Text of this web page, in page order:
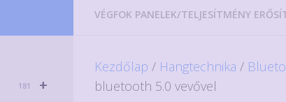
VÉGFOK PANELEK/TELJESÍTMÉNY
Kezdőlap / Hangtechnika /
bluetooth 5.0 vevővel
+
181